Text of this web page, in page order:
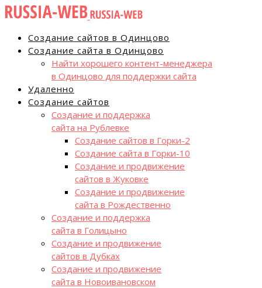
Создание сайтов в Одинцово
Создание сайта в Одинцово
Найти хорошего контент-менеджера
в Одинцово для поддержки сайта
Удаленно
Создание сайтов
Создание и поддержка
сайта на Рублевке
Создание сайтов в Горки-2
Создание сайта в Горки-10
Создание и продвижение
сайтов в Жуковке
Создание и продвижение
сайта в Рождественно
Создание и поддержка
сайта в Голицыно
Создание и продвижение
сайтов в Дубках
Создание и продвижение
сайта в Новоивановском